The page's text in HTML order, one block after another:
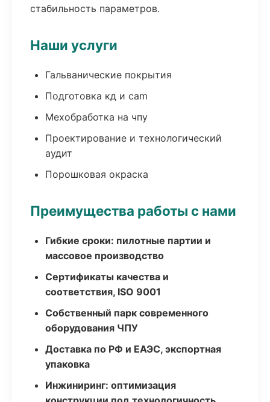
стабильность параметров.
Наши услуги
Гальванические покрытия
Подготовка кд и cam
Мехобработка на чпу
Проектирование и технологический
аудит
Порошковая окраска
Преимущества работы с нами
Гибкие сроки: пилотные партии и
массовое производство
Сертификаты качества и
соответствия, ISO 9001
Собственный парк современного
оборудования ЧПУ
Доставка по РФ и ЕАЭС, экспортная
упаковка
Инжиниринг: оптимизация